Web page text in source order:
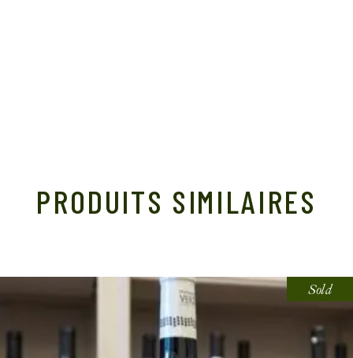
PRODUITS SIMILAIRES
Sold